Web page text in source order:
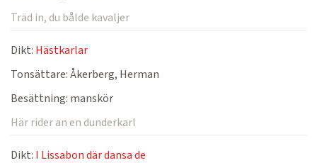
Träd in, du bålde kavaljer
Dikt: Hästkarlar
Tonsättare:Åkerberg, Herman
Besättning: manskör
Här rider an en dunderkarl
Dikt: I Lissabon där dansa de